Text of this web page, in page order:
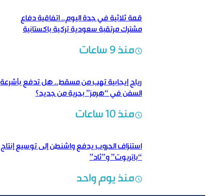
قمة ثلاثية في جدة اليوم.. اتفاقية دفاع
مشترك مرتقبة سعودية تركية باكستانية
منذ 9 ساعات
رياح إيجابية تهب من مسقط.. هل تدفع بأشرعة
السفن في “هرمز” بحرية من جديد؟
منذ 10 ساعات
استنزاف الحروب يدفع واشنطن إلى توسيع إنتاج
“باتريوت” و”ثاد”
منذ يوم واحد